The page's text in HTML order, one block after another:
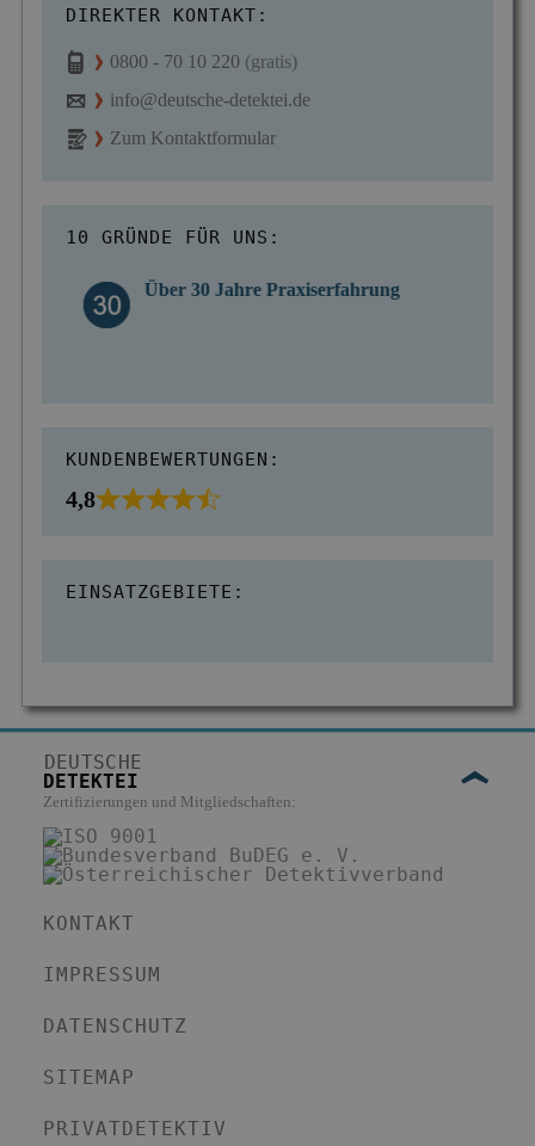
DIREKTER KONTAKT:
0800 - 70 10 220 (gratis)
info@deutsche-detektei.de
Zum Kontaktformular
10 GRÜNDE FÜR UNS:
Über 30 Jahre Praxiserfahrung
KUNDENBEWERTUNGEN:
4,8
EINSATZGEBIETE:
DEUTSCHE
DETEKTEI
Zertifizierungen und Mitgliedschaften:
KONTAKT
IMPRESSUM
DATENSCHUTZ
SITEMAP
PRIVATDETEKTIV